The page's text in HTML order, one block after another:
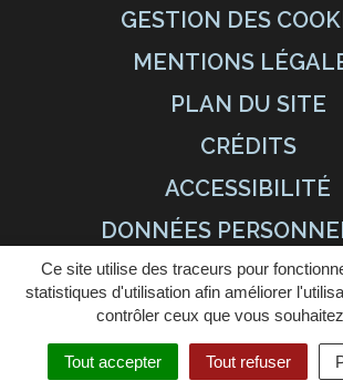
Ce site utilise des traceurs pour
statistiques d'utilisation afin améliorer
contrôler ceux que vous
Tout accepter Tout refuser
GESTION DES
MENTIONS
PLAN DU SITE
CRÉDITS
ACCESSIBILITÉ
DONNÉES